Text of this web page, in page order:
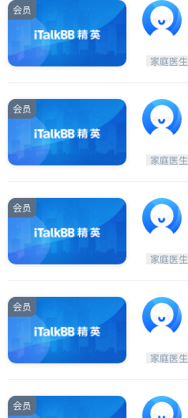
会员
家庭医生
会员
家庭医生
会员
家庭医生
会员
家庭医生
会员